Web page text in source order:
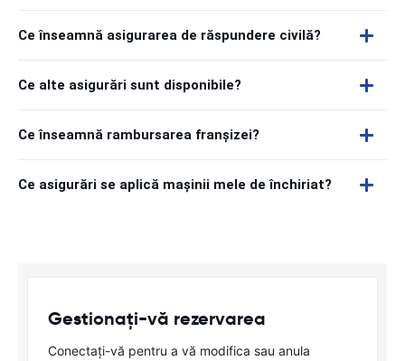
Ce înseamnă asigurarea de răspundere civilă?
Ce alte asigurări sunt disponibile?
Ce înseamnă rambursarea franșizei?
Ce asigurări se aplică mașinii mele de închiriat?
Gestionați-vă rezervarea
Conectați-vă pentru a vă modifica sau anula